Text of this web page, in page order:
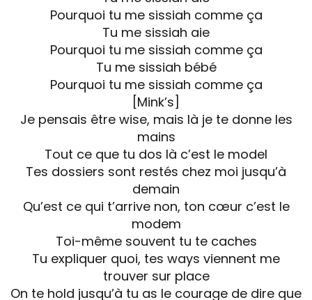
Pourquoi tu me sissiah comme ça
Tu me sissiah aie
Pourquoi tu me sissiah comme ça
Tu me sissiah bébé
Pourquoi tu me sissiah comme ça
[Mink’s]
Je pensais être wise, mais là je te donne les
mains
Tout ce que tu dos là c’est le model
Tes dossiers sont restés chez moi jusqu’à
demain
Qu’est ce qui t’arrive non, ton cœur c’est le
modem
Toi-même souvent tu te caches
Tu expliquer quoi, tes ways viennent me
trouver sur place
On te hold jusqu’à tu as le courage de dire que